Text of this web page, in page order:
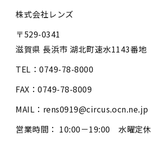
株式会社レンズ
〒529-0341
滋賀県 長浜市 湖北町速水1143番地
TEL：0749-78-8000
FAX：0749-78-8009
MAIL： rens0919@circus.ocn.ne.jp
営業時間： 10:00－19:00 水曜定休